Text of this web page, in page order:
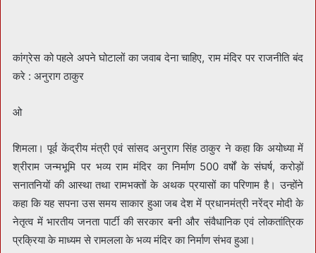
कांग्रेस को पहले अपने घोटालों का जवाब देना चाहिए, राम मंदिर पर राजनीति बंद
करे : अनुराग ठाकुर
ओ
शिमला। पूर्व केंद्रीय मंत्री एवं सांसद अनुराग सिंह ठाकुर ने कहा कि अयोध्या में
श्रीराम जन्मभूमि पर भव्य राम मंदिर का निर्माण 500 वर्षों के संघर्ष, करोड़ों
सनातनियों की आस्था तथा रामभक्तों के अथक प्रयासों का परिणाम है। उन्होंने
कहा कि यह सपना उस समय साकार हुआ जब देश में प्रधानमंत्री नरेंद्र मोदी के
नेतृत्व में भारतीय जनता पार्टी की सरकार बनी और संवैधानिक एवं लोकतांत्रिक
प्रक्रिया के माध्यम से रामलला के भव्य मंदिर का निर्माण संभव हुआ।